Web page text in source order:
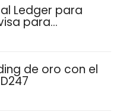
Ledger para
para
de oro con el